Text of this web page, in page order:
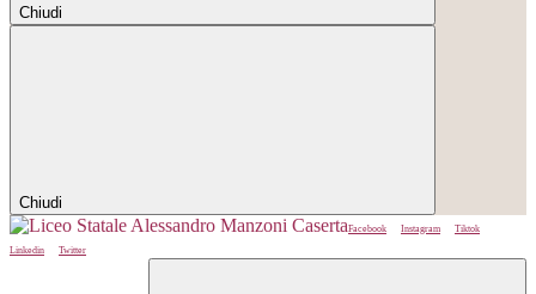
Chiudi
Chiudi
Facebook Instagram
Tiktok
Linkedin
Twitter